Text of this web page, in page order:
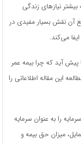
نیازهای زندگی
آن نقش بسیار مفیدی در
می‌کند.
آید که چرا بیمه عمر
این مقاله اطلاعاتی را
را به عنوان سرمایه
میزان حق بیمه و